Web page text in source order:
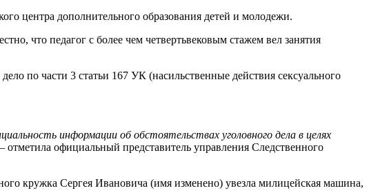
центра дополнительного образования детей и молодежи.
что педагог с более чем четвертьвековым стажем вел занятия
по части 3 статьи 167 УК (насильственные действия сексуального
информации об обстоятельствах уголовного дела в целях
отметила официальный представитель управления Следственного
кружка Сергея Ивановича (имя изменено) увезла милицейская машина,